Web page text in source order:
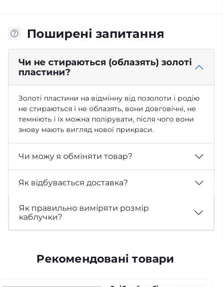
Поширені запитання
Чи не стираються (облазять) золоті
пластини?
Золоті пластини на відмінну від позолоти і родію
не стираються і не облазять, вони довговічні, не
темніють і їх можна полірувати, після чого вони
знову мають вигляд нової прикраси.
Чи можу я обміняти товар?
Як відбувається доставка?
Як правильно виміряти розмір
каблучки?
Рекомендовані товари